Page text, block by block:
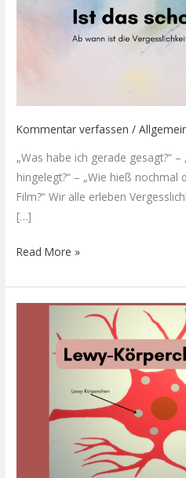
Kommentar verfassen /
„Was habe ich gerade gesagt?“
hingelegt?“ – „Wie hieß nochmal
Film?“ Wir alle erleben
[…]
Read More »